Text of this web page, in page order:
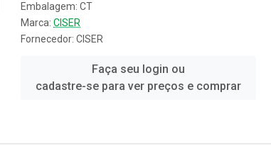
Embalagem: CT
Marca: CISER
Fornecedor: CISER
Faça seu login ou
cadastre-se para ver preços e comprar